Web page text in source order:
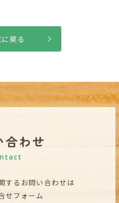
戻る
合わせ
するお問い合わせは
せフォーム